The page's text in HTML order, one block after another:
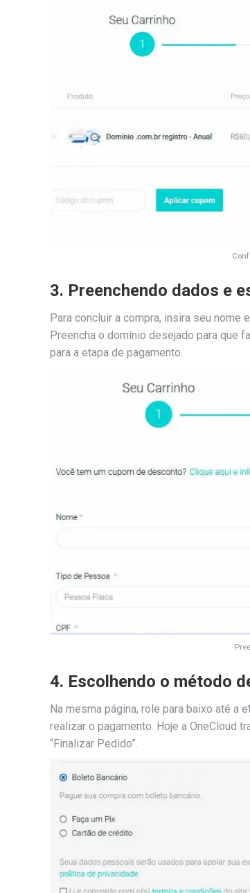
3. Preenchendo dados e
Para concluir a compra, insira seu nome
Preencha o domínio desejado para que
para a etapa de pagamento.
4. Escolhendo o método
Na mesma página, role para baixo até a
realizar o pagamento. Hoje a OneCloud
“Finalizar Pedido”.